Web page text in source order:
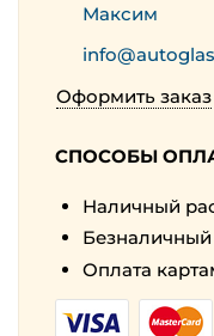
Максим
Оформить заказ
СПОСОБЫ
Наличный
Оплата